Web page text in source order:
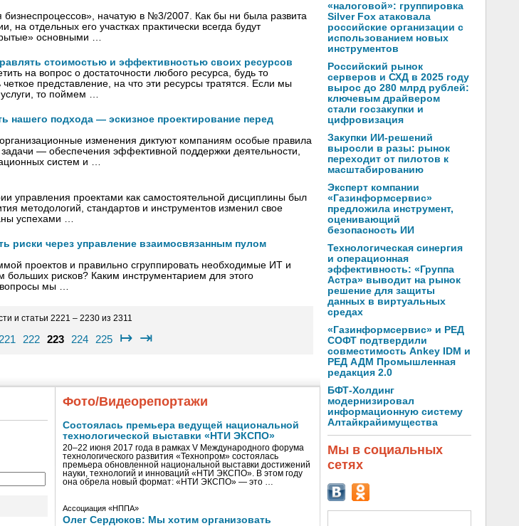
начатую в №3/2007. Как бы ни была развита
на отдельных его участках практически всегда будут
основными …
стоимостью и эффективностью своих ресурсов
на вопрос о достаточности любого ресурса, будь то
представление, на что эти ресурсы тратятся. Если мы
то поймем …
нашего подхода — эскизное проектирование перед
изменения диктуют компаниям особые правила
— обеспечения эффективной поддержки деятельности,
систем и …
управления проектами как самостоятельной дисциплины был
методологий, стандартов и инструментов изменил свое
успехами …
риски через управление взаимосвязанным пулом
проектов и правильно сгруппировать необходимые ИТ­ и
больших рисков? Каким инструментарием для этого
вопросы мы …
и статьи 2221 – 2230 из 2311
221 222 223 224 225 ↦ ⇥
Фото/Видеорепортажи
Состоялась премьера ведущей национальной
технологической выставки «НТИ ЭКСПО»
20–22 июня 2017 года в рамках V Международного форума
технологического развития «Технопром» состоялась
премьера обновленной национальной выставки достижений
науки, технологий и инноваций «НТИ ЭКСПО». В этом году
она обрела новый формат: «НТИ ЭКСПО» — это …
Ассоциация «НППА»
Олег Сердюков: Мы хотим организовать
«налоговой»: группировка
Silver Fox атаковала
российские организации с
использованием новых
инструментов
Российский рынок
серверов и СХД в 2025 году
вырос до 280 млрд рублей:
ключевым драйвером
стали госзакупки и
цифровизация
Закупки ИИ-решений
выросли в разы: рынок
переходит от пилотов к
масштабированию
Эксперт компании
«Газинформсервис»
предложила инструмент,
оценивающий
безопасность ИИ
Технологическая синергия
и операционная
эффективность: «Группа
Астра» выводит на рынок
решение для защиты
данных в виртуальных
средах
«Газинформсервис» и РЕД
СОФТ подтвердили
совместимость Ankey IDM и
РЕД АДМ Промышленная
редакция 2.0
БФТ-Холдинг
модернизировал
информационную систему
Алтайкрайимущества
Мы в социальных
сетях